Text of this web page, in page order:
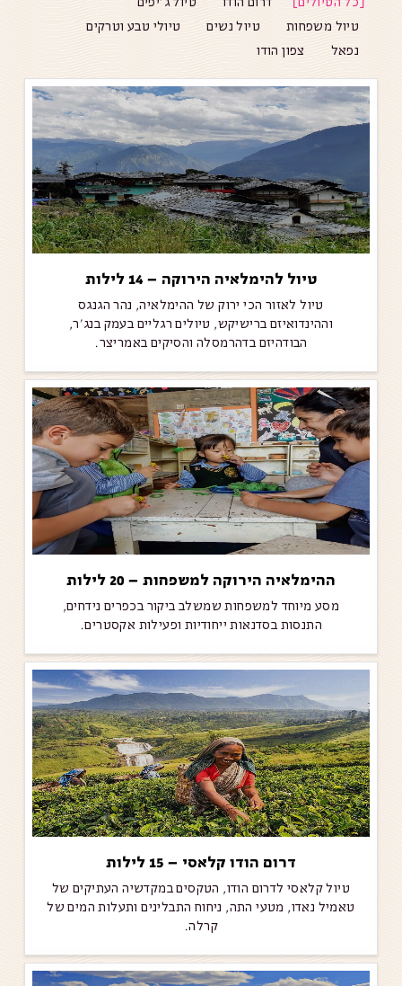
טיול משפחות
טיול נשים
טיולי טבע וטרקים
נפאל
צפון הודו
טיול להימלאיה הירוקה – 14 לילות
טיול לאזור הכי ירוק של ההימלאיה, נהר הגנגס
וההינדואיזם ברישיקש, טיולים רגליים בעמק בנג'ר,
הבודהיזם בדהרמסלה והסיקים באמריצר.
ההימלאיה הירוקה למשפחות – 20 לילות
מסע מיוחד למשפחות שמשלב ביקור בכפרים נידחים,
התנסות בסדנאות ייחודיות ופעילות אקסטרים.
דרום הודו קלאסי – 15 לילות
טיול קלאסי לדרום הודו, הטקסים במקדשיה העתיקים של
טאמיל נאדו, מטעי התה, ניחוח התבלינים ותעלות המים של
קרלה.